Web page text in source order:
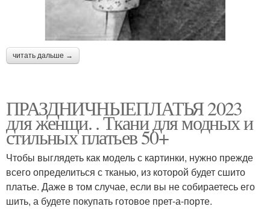
читать дальше →
ПРАЗДНИЧНЫЕПЛАТЬЯ 2023
для женщи. . Ткани для модных и
стильных платьев 50+
Чтобы выглядеть как модель с картинки, нужно прежде
всего определиться с тканью, из которой будет сшито
платье. Даже в том случае, если вы не собираетесь его
шить, а будете покупать готовое прет-а-порте.